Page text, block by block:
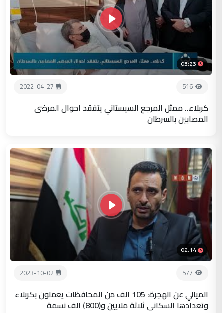
03:23
516
2022-04-27
كربلاء.. ممثل المرجع السيستاني يتفقد احوال المرضى
المصابين بالسرطان
02:14
577
2023-10-02
الميالي عن الهجرة: 105 الف من المحافظات يعملون بكربلاء
وتعدادها السكاني ثلاثة ملايين و(800) الف نسمة